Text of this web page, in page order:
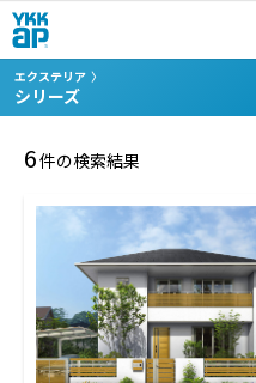
商品を探す
カテゴリから探す
エクステリア
シリーズ
6件の検索結果